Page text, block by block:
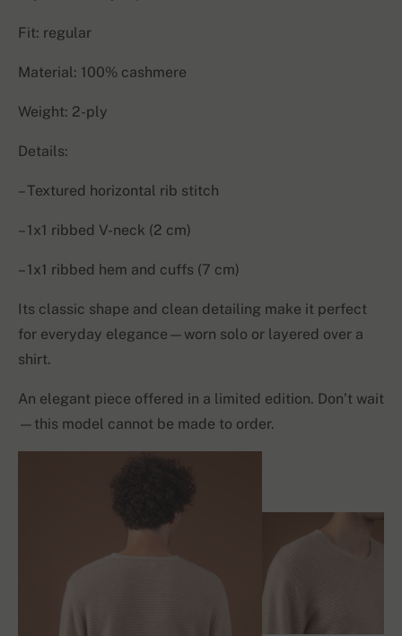
Fit: regular
Material: 100% cashmere
Weight: 2-ply
Details:
– Textured horizontal rib stitch
– 1x1 ribbed V-neck (2 cm)
– 1x1 ribbed hem and cuffs (7 cm)
Its classic shape and clean detailing make it perfect
for everyday elegance—worn solo or layered over a
shirt.
An elegant piece offered in a limited edition. Don’t wait
—this model cannot be made to order.